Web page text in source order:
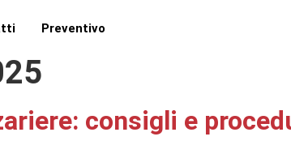
Preventivo
consigli e